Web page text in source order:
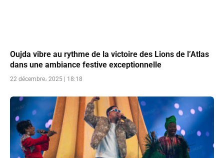
Oujda vibre au rythme de la victoire des Lions de l’Atlas
dans une ambiance festive exceptionnelle
22 décembre، 2025 | 18:18